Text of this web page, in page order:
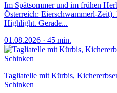
Im Spätsommer und im frühen
Österreich: Eierschwammerl-Zeit).
Highlight. Gerade...
01.08.2026 · 45 min.
Tagliatelle mit Kürbis,
Schinken